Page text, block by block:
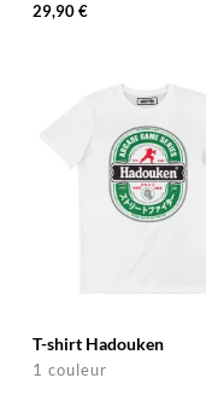
29,90 €
T-shirt Hadouken
1 couleur